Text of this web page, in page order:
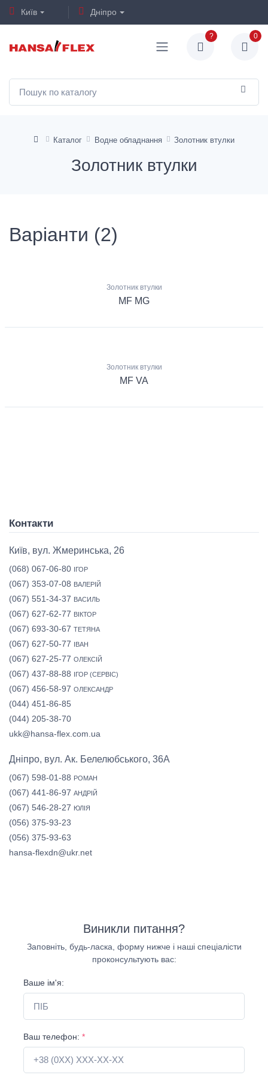
Київ Дніпро
? 0
Каталог Водне обладнання Золотник втулки
Золотник втулки
Варіанти (2)
Золотник втулки
MF MG
Золотник втулки
MF VA
Контакти
Київ, вул. Жмеринська, 26
(068) 067-06-80 ІГОР
(067) 353-07-08 ВАЛЕРІЙ
(067) 551-34-37 ВАСИЛЬ
(067) 627-62-77 ВІКТОР
(067) 693-30-67 ТЕТЯНА
(067) 627-50-77 ІВАН
(067) 627-25-77 ОЛЕКСІЙ
(067) 437-88-88 ІГОР (СЕРВІС)
(067) 456-58-97 ОЛЕКСАНДР
(044) 451-86-85
(044) 205-38-70
ukk@hansa-flex.com.ua
Дніпро, вул. Ак. Белелюбського, 36А
(067) 598-01-88 РОМАН
(067) 441-86-97 АНДРІЙ
(067) 546-28-27 ЮЛІЯ
(056) 375-93-23
(056) 375-93-63
hansa-flexdn@ukr.net
Виникли питання?
Заповніть, будь-ласка, форму нижче і наші спеціалісти
проконсультують вас:
Ваше ім'я:
Ваш телефон: *